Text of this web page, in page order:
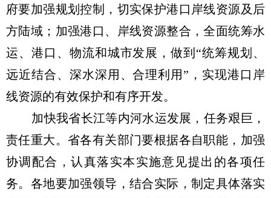
府要加强规划控制，切实保护港口岸线资源及后
方陆域；加强港口、岸线资源整合，全面统筹水
运、港口、物流和城市发展，做到“统筹规划、
远近结合、深水深用、合理利用”，实现港口岸
线资源的有效保护和有序开发。
加快我省长江等内河水运发展，任务艰巨，
责任重大。省各有关部门要根据各自职能，加强
协调配合，认真落实本实施意见提出的各项任
务。各地要加强领导，结合实际，制定具体落实